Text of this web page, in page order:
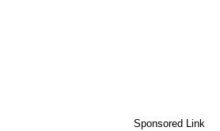
Sponsored Link